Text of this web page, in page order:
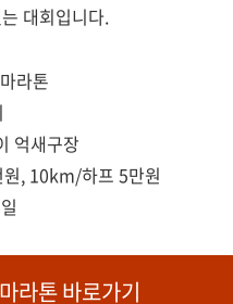
대회입니다.
라톤
억새구장
, 10km/하프 5만원
라톤 바로가기